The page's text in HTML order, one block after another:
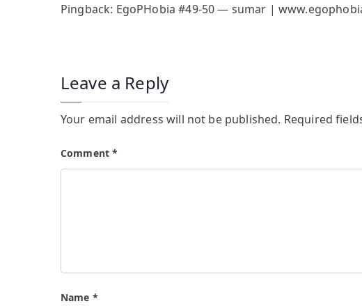
Pingback: EgoPHobia #49-50 — sumar |
Leave a Reply
Your email address will not be published. Required
Comment*
Name *